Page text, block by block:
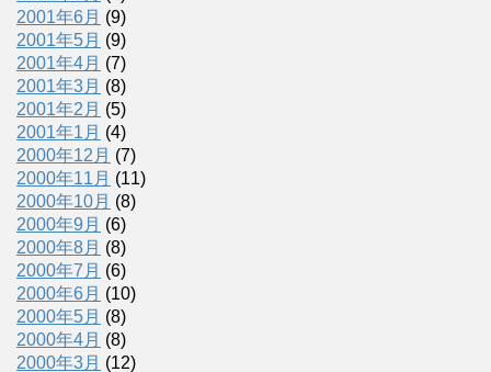
2001年6月 (9)
2001年5月 (9)
2001年4月 (7)
2001年3月 (8)
2001年2月 (5)
2001年1月 (4)
2000年12月 (7)
2000年11月 (11)
2000年10月 (8)
2000年9月 (6)
2000年8月 (8)
2000年7月 (6)
2000年6月 (10)
2000年5月 (8)
2000年4月 (8)
2000年3月 (12)